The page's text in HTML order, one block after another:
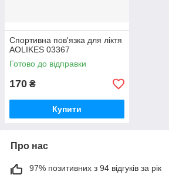
Спортивна пов'язка для ліктя
AOLIKES 03367
Готово до відправки
170 ₴
Купити
Про нас
97% позитивних з 94 відгуків за рік